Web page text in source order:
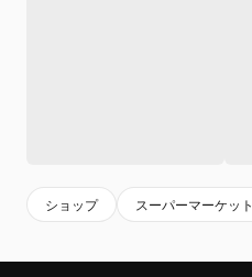
ショップ スーパーマーケット